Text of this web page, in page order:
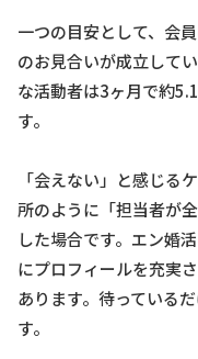
一つの目安として、会
のお見合いが成立して
な活動者は3ヶ月で約
す。
「会えない」と感じる
所のように「担当者が
した場合です。エン婚
にプロフィールを充実
あります。待っている
す。